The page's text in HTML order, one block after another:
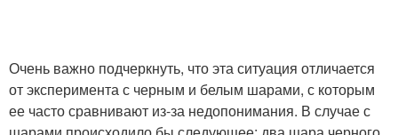
Очень важно подчеркнуть, что эта ситуация отличается
от эксперимента с черным и белым шарами, с которым
ее часто сравнивают из-за недопонимания. В случае с